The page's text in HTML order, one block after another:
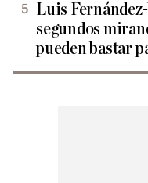
Luis
segundos
pueden bastar